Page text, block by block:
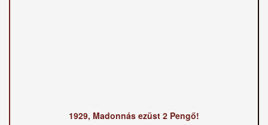
1929, Madonnás ezüst 2 Pengő!